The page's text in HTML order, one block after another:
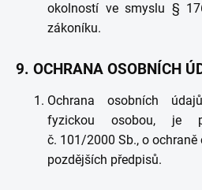
okolností ve smyslu §
zákoníku.
9. OCHRANA OSOBNÍCH
Ochrana osobních
fyzickou osobou, je
č. 101/2000 Sb., o
pozdějších předpisů.